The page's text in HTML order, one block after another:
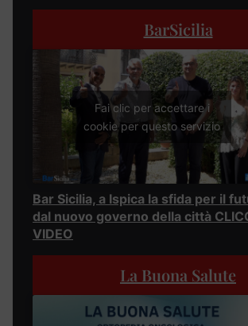
BarSicilia
Fai clic per accettare i
cookie per questo servizio
Bar Sicilia, a Ispica la sfida per il
dal nuovo governo della città
VIDEO
La Buona Salute